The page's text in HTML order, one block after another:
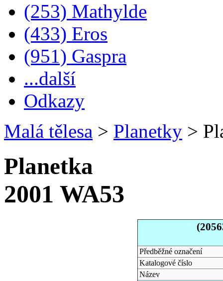
(253) Mathylde
(433) Eros
(951) Gaspra
...další
Odkazy
Malá tělesa > Planetky >
Planetka
2001 WA53
Předběžné označení
Katalogové číslo
Název